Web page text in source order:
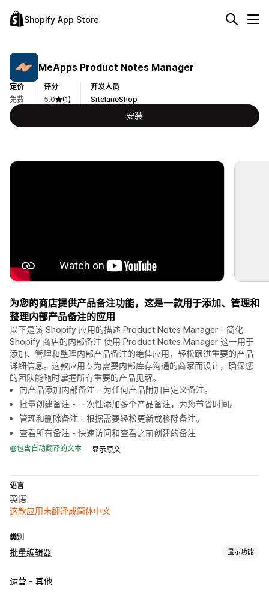
Shopify App Store
MeApps Product Notes Manager
定价
免费
评分
5.0
(1)
开发人员
SitelaneShop
安装
为您的商店提供产品备注功能，这是一款用于添加、管理和
整理内部产品备注的应用
以下是该 Shopify 应用的描述 Product Notes Manager - 简化
Shopify 商店的内部备注 使用 Product Notes Manager 这一用于
添加、管理和整理内部产品备注的绝佳应用，轻松跟进重要的产品
详细信息。这款应用专为需要内部库存沟通的商家而设计，确保您
的团队能随时掌握所有重要的产品见解。
向产品添加内部备注 - 为任何产品附加自定义备注。
批量创建备注 - 一次性添加多个产品备注，为您节省时间。
管理和删除备注 - 根据需要轻松更新或移除备注。
查看所有备注 - 快速访问和查看之前创建的备注
包含自动翻译的文本 显示原文
语言
英语
这款应用未翻译成简体中文
类别
批量编辑器 显示功能
可编辑资源
运营 - 其他